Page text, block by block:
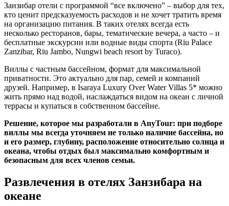
Занзибар отели с программой “все включено” – выбор для тех,
кто ценит предсказуемость расходов и не хочет тратить время
на организацию питания. В таких отелях всегда есть
несколько ресторанов, бары, тематические вечера, а часто – и
бесплатные экскурсии или водные виды спорта (Riu Palace
Zanzibar, Riu Jambo, Nungwi beach resort by Turaco).
Виллы с частным бассейном, формат для максимальной
приватности. Это актуально для пар, семей и компаний
друзей. Например, в Isaraya Luxury Over Water Villas 5* можно
жить прямо над водой, наслаждаться видом на океан с личной
террасы и купаться в собственном бассейне.
Решение, которое мы разработали в AnyTour: при подборе
виллы мы всегда уточняем не только наличие бассейна, но
и его размер, глубину, расположение относительно солнца и
океана, чтобы отдых был максимально комфортным и
безопасным для всех членов семьи.
Развлечения в отелях Занзибара на
океане